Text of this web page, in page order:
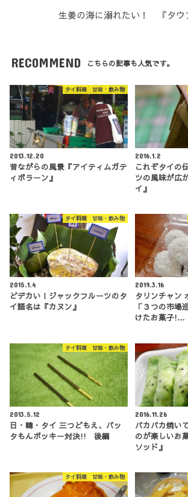
生姜の海に溺れたい！ 『タウ
RECOMMEND こちらの記事も人気です。
タイ料理 甘味・飲み物
2013.12.20
昔ながらの風景『アイティムガテ
ィボラーン』
2016.1.2
これぞタイの
ツの風味が広
イ』
タイ料理 甘味・飲み物
2015.1.4
どデカい！ジャックフルーツのタ
イ語名は『カヌン』
2019.3.16
タリンチャン
「３つの市場
けたお菓子!…
タイ料理 甘味・飲み物
2013.5.12
日・韓・タイ 三つどもえ、バッ
タもんポッキー対決!! 後編
2016.11.26
パカパカ焼い
のが楽しいお
ソッド』
タイ料理 甘味・飲み物